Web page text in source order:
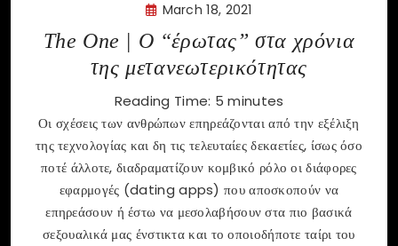
March 18, 2021
The One | Ο “έρωτας” στα χρόνια
της μετανεωτερικότητας
Reading Time: 5 minutes
Οι σχέσεις των ανθρώπων επηρεάζονται από την εξέλιξη
της τεχνολογίας και δη τις τελευταίες δεκαετίες, ίσως όσο
ποτέ άλλοτε, διαδραματίζουν κομβικό ρόλο οι διάφορες
εφαρμογές (dating apps) που αποσκοπούν να
επηρεάσουν ή έστω να μεσολαβήσουν στα πιο βασικά
σεξουαλικά μας ένστικτα και το οποιοδήποτε ταίρι του